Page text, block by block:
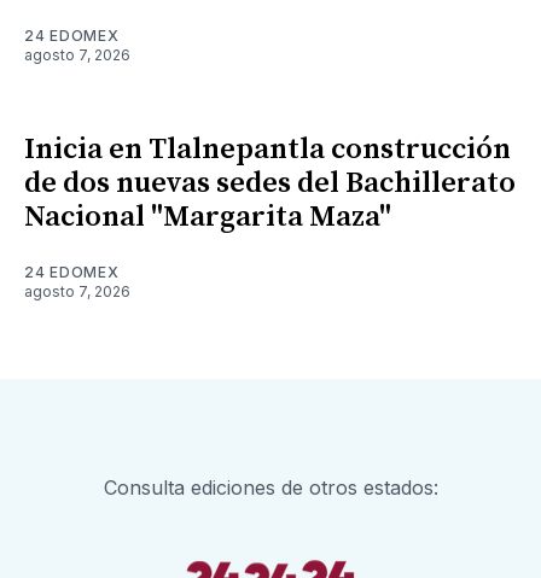
24 EDOMEX
agosto 7, 2026
Inicia en Tlalnepantla construcción
de dos nuevas sedes del Bachillerato
Nacional "Margarita Maza"
24 EDOMEX
agosto 7, 2026
Consulta ediciones de otros estados: